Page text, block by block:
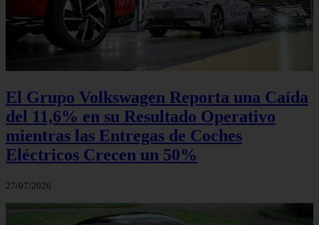
El Grupo Volkswagen Reporta una Caída
del 11,6% en su Resultado Operativo
mientras las Entregas de Coches
Eléctricos Crecen un 50%
27/07/2026